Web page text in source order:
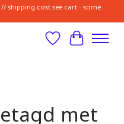
shipping cost see cart - some
Verlanglijst
met